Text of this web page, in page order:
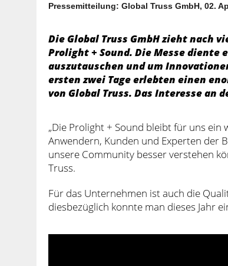
Pressemitteilung: Global Truss GmbH, 02.
Die Global Truss GmbH zieht nach
Prolight + Sound. Die Messe
auszutauschen und um
ersten zwei Tage erlebten einen
von Global Truss. Das Interesse an
„Die Prolight + Sound bleibt für uns
Anwendern, Kunden und Experten der
unsere Community besser verstehen
Truss.
Für das Unternehmen ist auch die
diesbezüglich konnte man dieses Jahr